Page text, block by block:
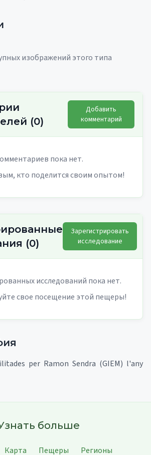
изображений этого типа
(0)
Добавить
комментарий
пока нет.
кто поделится своим опытом!
(0)
Зарегистрировать
исследование
исследований пока нет.
свое посещение этой пещеры!
per Ramon Sendra (GIEM) l'any
больше
Карта Пещеры Регионы